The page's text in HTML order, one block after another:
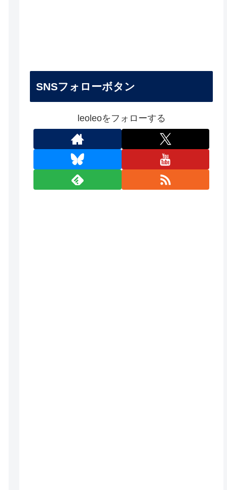
SNSフォローボタン
leoleoをフォローする